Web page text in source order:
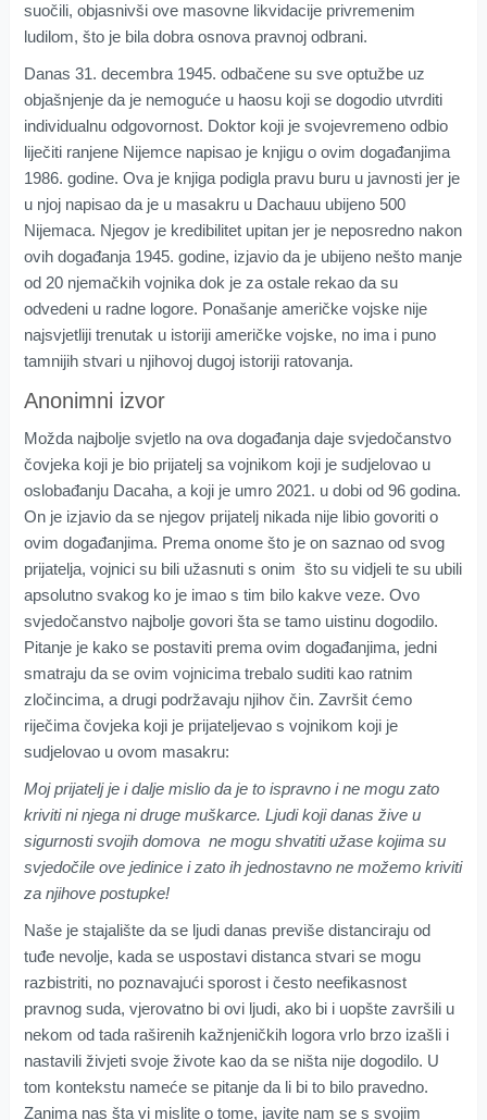
suočili, objasnivši ove masovne likvidacije privremenim
ludilom, što je bila dobra osnova pravnoj odbrani.
Danas 31. decembra 1945. odbačene su sve optužbe uz
objašnjenje da je nemoguće u haosu koji se dogodio utvrditi
individualnu odgovornost. Doktor koji je svojevremeno odbio
liječiti ranjene Nijemce napisao je knjigu o ovim događanjima
1986. godine. Ova je knjiga podigla pravu buru u javnosti jer je
u njoj napisao da je u masakru u Dachauu ubijeno 500
Nijemaca. Njegov je kredibilitet upitan jer je neposredno nakon
ovih događanja 1945. godine, izjavio da je ubijeno nešto manje
od 20 njemačkih vojnika dok je za ostale rekao da su
odvedeni u radne logore. Ponašanje američke vojske nije
najsvjetliji trenutak u istoriji američke vojske, no ima i puno
tamnijih stvari u njihovoj dugoj istoriji ratovanja.
Anonimni izvor
Možda najbolje svjetlo na ova događanja daje svjedočanstvo
čovjeka koji je bio prijatelj sa vojnikom koji je sudjelovao u
oslobađanju Dacaha, a koji je umro 2021. u dobi od 96 godina.
On je izjavio da se njegov prijatelj nikada nije libio govoriti o
ovim događanjima. Prema onome što je on saznao od svog
prijatelja, vojnici su bili užasnuti s onim što su vidjeli te su ubili
apsolutno svakog ko je imao s tim bilo kakve veze. Ovo
svjedočanstvo najbolje govori šta se tamo uistinu dogodilo.
Pitanje je kako se postaviti prema ovim događanjima, jedni
smatraju da se ovim vojnicima trebalo suditi kao ratnim
zločincima, a drugi podržavaju njihov čin. Završit ćemo
riječima čovjeka koji je prijateljevao s vojnikom koji je
sudjelovao u ovom masakru:
Moj prijatelj je i dalje mislio da je to ispravno i ne mogu zato
kriviti ni njega ni druge muškarce. Ljudi koji danas žive u
sigurnosti svojih domova ne mogu shvatiti užase kojima su
svjedočile ove jedinice i zato ih jednostavno ne možemo kriviti
za njihove postupke!
Naše je stajalište da se ljudi danas previše distanciraju od
tuđe nevolje, kada se uspostavi distanca stvari se mogu
razbistriti, no poznavajući sporost i često neefikasnost
pravnog suda, vjerovatno bi ovi ljudi, ako bi i uopšte završili u
nekom od tada raširenih kažnjeničkih logora vrlo brzo izašli i
nastavili živjeti svoje živote kao da se ništa nije dogodilo. U
tom kontekstu nameće se pitanje da li bi to bilo pravedno.
Zanima nas šta vi mislite o tome, javite nam se s svojim